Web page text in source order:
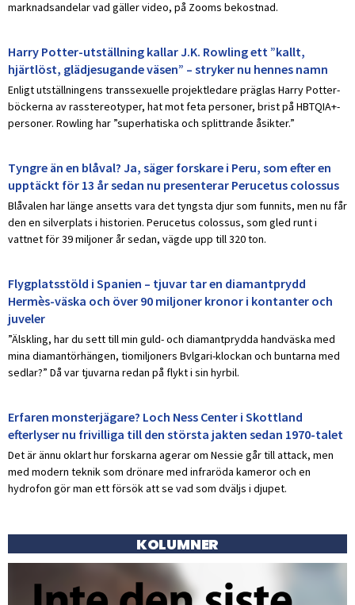
marknadsandelar vad gäller video, på Zooms bekostnad.
Harry Potter-utställning kallar J.K. Rowling ett ”kallt,
hjärtlöst, glädjesugande väsen” – stryker nu hennes namn
Enligt utställningens transsexuelle projektledare präglas Harry Potter-
böckerna av rasstereotyper, hat mot feta personer, brist på HBTQIA+-
personer. Rowling har ”superhatiska och splittrande åsikter.”
Tyngre än en blåval? Ja, säger forskare i Peru, som efter en
upptäckt för 13 år sedan nu presenterar Perucetus colossus
Blåvalen har länge ansetts vara det tyngsta djur som funnits, men nu får
den en silverplats i historien. Perucetus colossus, som gled runt i
vattnet för 39 miljoner år sedan, vägde upp till 320 ton.
Flygplatsstöld i Spanien – tjuvar tar en diamantprydd
Hermès-väska och över 90 miljoner kronor i kontanter och
juveler
”Älskling, har du sett till min guld- och diamantprydda handväska med
mina diamantörhängen, tiomiljoners Bvlgari-klockan och buntarna med
sedlar?” Då var tjuvarna redan på flykt i sin hyrbil.
Erfaren monsterjägare? Loch Ness Center i Skottland
efterlyser nu frivilliga till den största jakten sedan 1970-talet
Det är ännu oklart hur forskarna agerar om Nessie går till attack, men
med modern teknik som drönare med infraröda kameror och en
hydrofon gör man ett försök att se vad som dväljs i djupet.
KOLUMNER